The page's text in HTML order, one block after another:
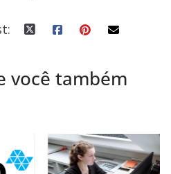
você também